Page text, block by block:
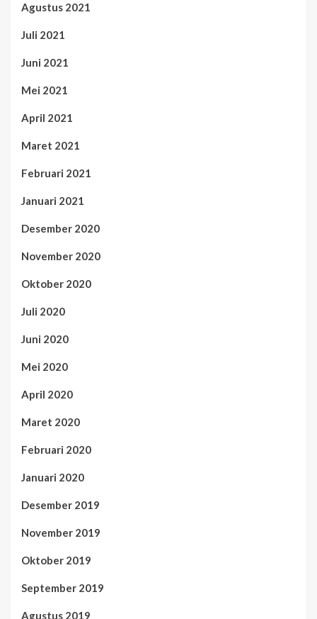
Agustus 2021
Juli 2021
Juni 2021
Mei 2021
April 2021
Maret 2021
Februari 2021
Januari 2021
Desember 2020
November 2020
Oktober 2020
Juli 2020
Juni 2020
Mei 2020
April 2020
Maret 2020
Februari 2020
Januari 2020
Desember 2019
November 2019
Oktober 2019
September 2019
Agustus 2019